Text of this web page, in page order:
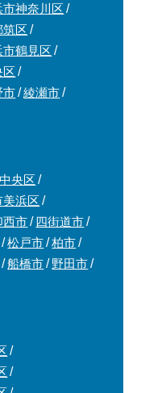
市神奈川区
筑区
市鶴見区
区
市
綾瀬市
央区
美浜区
西市
四街道市
松戸市
柏市
船橋市
野田市